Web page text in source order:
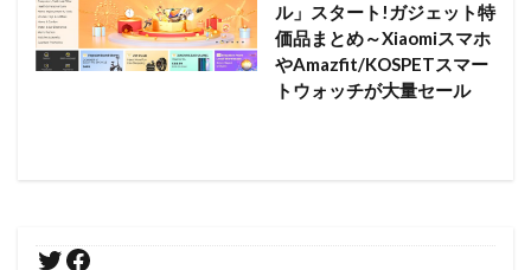
ル」スタート!ガジェット特
価品まとめ～Xiaomiスマホ
やAmazfit/KOSPETスマー
トウォッチが大量セール